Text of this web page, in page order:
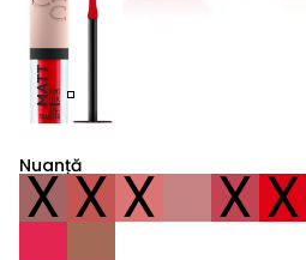
Nuanță
XXX XX